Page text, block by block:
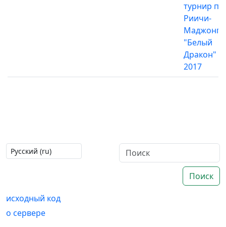
турнир по
Риичи-
Маджонгу
"Белый
Дракон"
2017
Поиск
исходный код
о сервере